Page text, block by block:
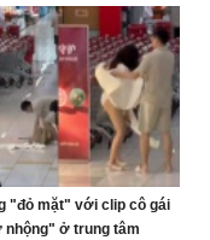
"đỏ mặt" với clip cô gái
nhộng" ở trung tâm